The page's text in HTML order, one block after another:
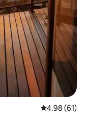
औसत रेटिंग 5 में
4.98 (61)